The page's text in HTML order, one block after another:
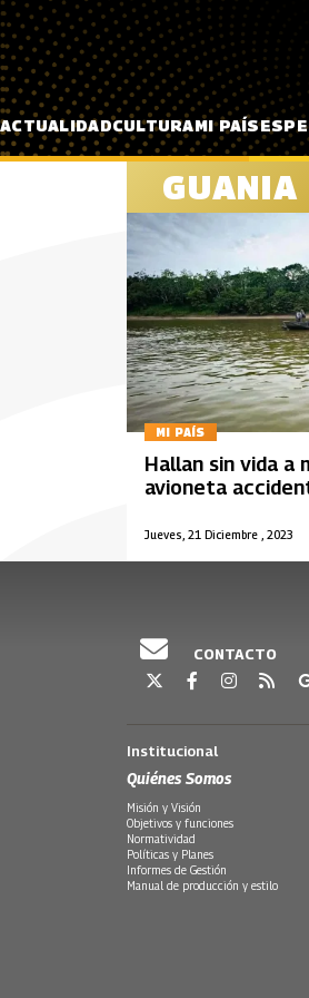
Pasar al contenido principal
ACTUALIDADCULTURAMI PAÍS
GUANIA
MI PAÍS
Jueves, 21 Diciembre , 2023
Hallan sin vida a
avioneta
CONTACTO
Institucional
Quiénes Somos
Misión y Visión
Objetivos y funciones
Normatividad
Políticas y Planes
Informes de Gestión
Manual de producción y estilo